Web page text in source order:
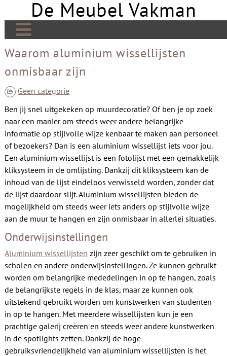
content
De Meubel Vakman
De Meubel Vakman | Meer over design
Banken
Bedden
Tafels
Tv meubels
Kasten
Open haard
Stoelen
Links
Contact
Waarom aluminium wissellijsten
onmisbaar zijn
Geen categorie
Ben jij snel uitgekeken op muurdecoratie? Of ben je op zoek
naar een manier om steeds weer andere belangrijke
informatie op stijlvolle wijze kenbaar te maken aan personeel
of bezoekers? Dan is een aluminium wissellijst iets voor jou.
Een aluminium wissellijst is een fotolijst met een gemakkelijk
kliksysteem in de omlijsting. Dankzij dit kliksysteem kan de
inhoud van de lijst eindeloos verwisseld worden, zonder dat
de lijst daardoor slijt. Aluminium wissellijsten bieden de
mogelijkheid om steeds weer iets anders op stijlvolle wijze
aan de muur te hangen en zijn onmisbaar in allerlei situaties.
Onderwijsinstellingen
Aluminium wissellijsten zijn zeer geschikt om te gebruiken in
scholen en andere onderwijsinstellingen. Ze kunnen gebruikt
worden om belangrijke mededelingen in op te hangen, zoals
de belangrijkste regels in de klas, maar ze kunnen ook
uitstekend gebruikt worden om kunstwerken van studenten
in op te hangen. Met meerdere wissellijsten kun je een
prachtige galerij creëren en steeds weer andere kunstwerken
in de spotlights zetten. Dankzij de hoge
gebruiksvriendelijkheid van aluminium wissellijsten is het